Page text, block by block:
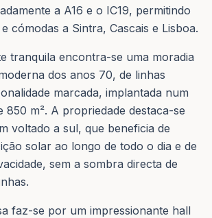
a A16 e o IC19, permitindo
cómodas a Sintra, Cascais e Lisboa.
tranquila encontra-se uma moradia
dos anos 70, de linhas
marcada, implantada num
850 m². A propriedade destaca-se
voltado a sul, que beneficia de
solar ao longo de todo o dia e de
sem a sombra directa de
faz-se por um impressionante hall